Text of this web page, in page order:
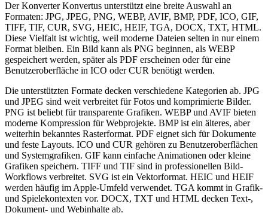
Der Konverter Konvertus unterstützt eine breite Auswahl an
Formaten: JPG, JPEG, PNG, WEBP, AVIF, BMP, PDF, ICO, GIF,
TIFF, TIF, CUR, SVG, HEIC, HEIF, TGA, DOCX, TXT, HTML.
Diese Vielfalt ist wichtig, weil moderne Dateien selten in nur einem
Format bleiben. Ein Bild kann als PNG beginnen, als WEBP
gespeichert werden, später als PDF erscheinen oder für eine
Benutzeroberfläche in ICO oder CUR benötigt werden.
Die unterstützten Formate decken verschiedene Kategorien ab. JPG
und JPEG sind weit verbreitet für Fotos und komprimierte Bilder.
PNG ist beliebt für transparente Grafiken. WEBP und AVIF bieten
moderne Kompression für Webprojekte. BMP ist ein älteres, aber
weiterhin bekanntes Rasterformat. PDF eignet sich für Dokumente
und feste Layouts. ICO und CUR gehören zu Benutzeroberflächen
und Systemgrafiken. GIF kann einfache Animationen oder kleine
Grafiken speichern. TIFF und TIF sind in professionellen Bild-
Workflows verbreitet. SVG ist ein Vektorformat. HEIC und HEIF
werden häufig im Apple-Umfeld verwendet. TGA kommt in Grafik-
und Spielekontexten vor. DOCX, TXT und HTML decken Text-,
Dokument- und Webinhalte ab.